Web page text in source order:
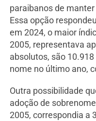
paraibanos de
Essa opção
em 2024, o maior
2005, representava
absolutos, são
nome no último ano,
Outra possibilidade
adoção de
2005, correspondia a